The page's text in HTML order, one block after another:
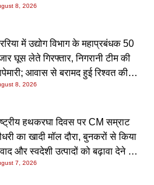
8, 2026
में उद्योग विभाग के महाप्रबंधक 50
घूस लेते गिरफ्तार, निगरानी टीम की
आवास से बरामद हुई रिश्वत की
8, 2026
हथकरघा दिवस पर CM सम्राट
का खादी मॉल दौरा, बुनकरों से किया
और स्वदेशी उत्पादों को बढ़ावा देने की
7, 2026